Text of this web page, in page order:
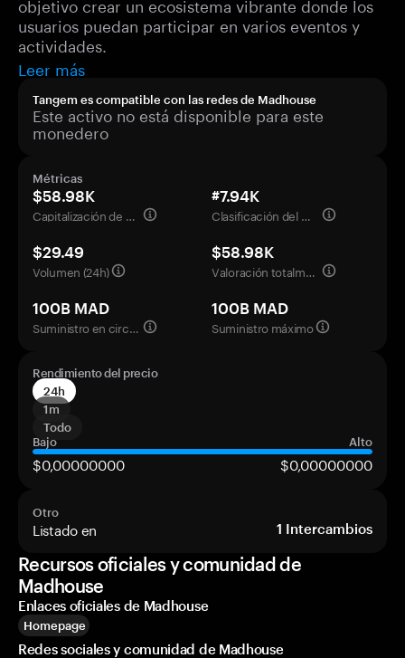
usuarios puedan participar en varios eventos y
actividades.
Leer más
Tangem es compatible con las redes de Madhouse
Este activo no está disponible para este
monedero
Métricas
$58.98K
Capitalización de mercado
#7.94K
Clasificación del mercado
$29.49
Volumen (24h)
$58.98K
Valoración totalmente diluida
100B MAD
Suministro en circulación
100B MAD
Suministro máximo
Rendimiento del precio
24h
1m
Todo
Bajo
Alto
$0,00000000 $0,00000000
Otro
Listado en 1 Intercambios
Recursos oficiales y comunidad de
Madhouse
Enlaces oficiales de Madhouse
Homepage
Redes sociales y comunidad de Madhouse